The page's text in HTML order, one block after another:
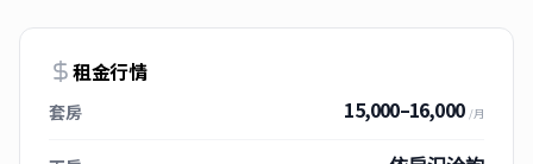
租金行情
套房 15,000–16,000 /月